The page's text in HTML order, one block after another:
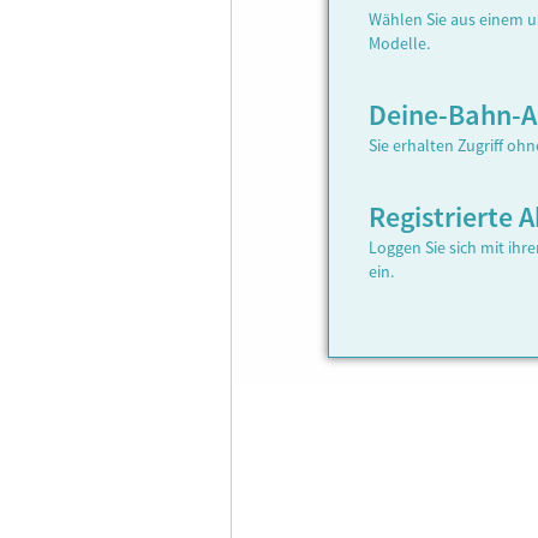
Wählen Sie aus einem
Modelle.
Deine-Bahn-
Sie erhalten Zugriff
Registrierte
Loggen Sie sich mit
ein.